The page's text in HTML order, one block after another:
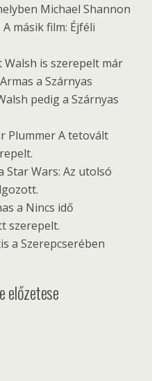
Michael Shannon
másik film: Éjféli
Walsh is szerepelt már
a Szárnyas
pedig a Szárnyas
Plummer A tetovált
Star Wars: Az utolsó
a Nincs idő
szerepelt.
a Szerepcserében
előzetese